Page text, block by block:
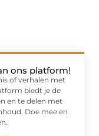
ons platform!
of verhalen met
biedt je de
en te delen met
Doe mee en